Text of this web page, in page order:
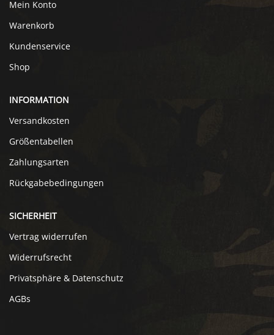
Mein Konto
Warenkorb
Kundenservice
Shop
INFORMATION
Versandkosten
Größentabellen
Zahlungsarten
Rückgabebedingungen
SICHERHEIT
Vertrag widerrufen
Widerrufsrecht
Privatsphäre & Datenschutz
AGBs